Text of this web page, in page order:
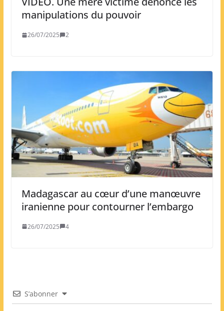
manipulations du pouvoir
26/07/2025 2
Madagascar au cœur d’une manœuvre
iranienne pour contourner l’embargo
26/07/2025 4
S’abonner